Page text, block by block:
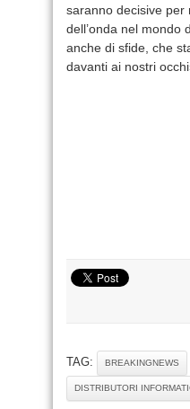
saranno decisive per
dell’onda nel mondo
anche di sfide, che
davanti ai nostri
TAG: BREAKINGNEWS
DISTRIBUTORI